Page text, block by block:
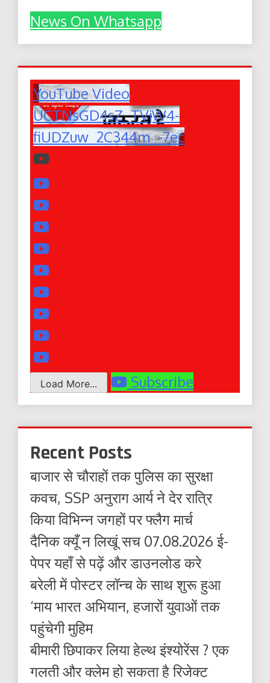
News On Whatsapp
YouTube Video
UCTNsGD4sZ_TVjW4-
fiUDZuw_2C344m_-7ec
Load More... Subscribe
Recent Posts
बाजार से चौराहों तक पुलिस का सुरक्षा
कवच, SSP अनुराग आर्य ने देर रात्रि
किया विभिन्न जगहों पर फ्लैग मार्च
दैनिक क्यूँ न लिखूं सच 07.08.2026 ई-
पेपर यहाँ से पढ़ें और डाउनलोड करे
बरेली में पोस्टर लॉन्च के साथ शुरू हुआ
‘माय भारत अभियान, हजारों युवाओं तक
पहुंचेगी मुहिम
बीमारी छिपाकर लिया हेल्थ इंश्योरेंस ? एक
गलती और क्लेम हो सकता है रिजेक्ट